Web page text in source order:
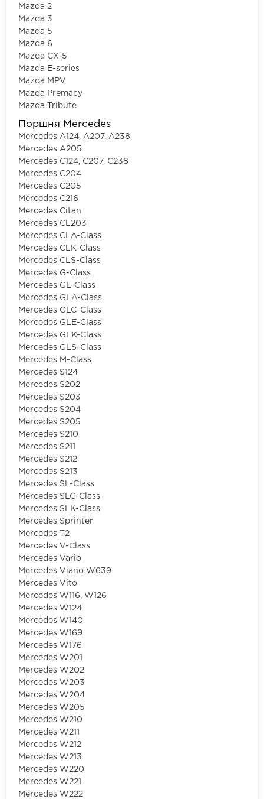
Mazda 2
Mazda 3
Mazda 5
Mazda 6
Mazda CX-5
Mazda E-series
Mazda MPV
Mazda Premacy
Mazda Tribute
Поршня Mercedes
Mercedes A124, A207, A238
Mercedes A205
Mercedes C124, C207, C238
Mercedes C204
Mercedes C205
Mercedes C216
Mercedes Citan
Mercedes CL203
Mercedes CLA-Class
Mercedes CLK-Class
Mercedes CLS-Class
Mercedes G-Class
Mercedes GL-Class
Mercedes GLA-Class
Mercedes GLC-Class
Mercedes GLE-Class
Mercedes GLK-Class
Mercedes GLS-Class
Mercedes M-Class
Mercedes S124
Mercedes S202
Mercedes S203
Mercedes S204
Mercedes S205
Mercedes S210
Mercedes S211
Mercedes S212
Mercedes S213
Mercedes SL-Class
Mercedes SLC-Class
Mercedes SLK-Class
Mercedes Sprinter
Mercedes T2
Mercedes V-Class
Mercedes Vario
Mercedes Viano W639
Mercedes Vito
Mercedes W116, W126
Mercedes W124
Mercedes W140
Mercedes W169
Mercedes W176
Mercedes W201
Mercedes W202
Mercedes W203
Mercedes W204
Mercedes W205
Mercedes W210
Mercedes W211
Mercedes W212
Mercedes W213
Mercedes W220
Mercedes W221
Mercedes W222